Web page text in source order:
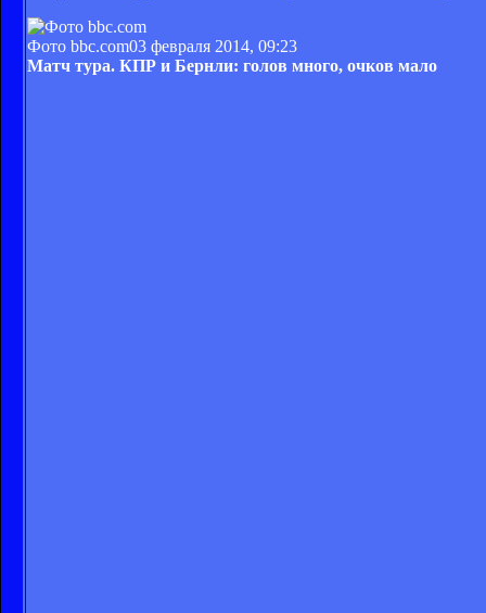
Фото bbc.com03 февраля 2014, 09:23
Матч тура. КПР и Бернли: голов много, очков мало